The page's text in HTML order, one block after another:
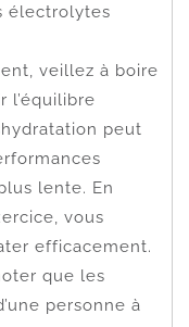
électrolytes
veillez à boire
l’équilibre
peut
lente. En
vous
efficacement.
que les
personne à